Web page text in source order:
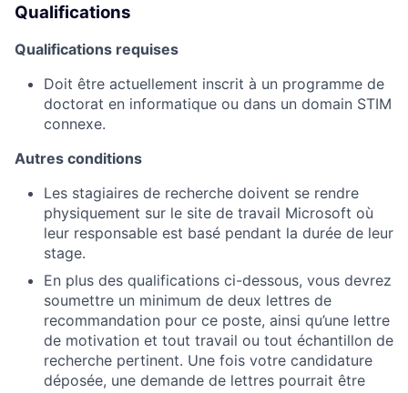
Qualifications
Qualifications requises
Doit être actuellement inscrit à un programme de
doctorat en informatique ou dans un domain STIM
connexe.
Autres conditions
Les stagiaires de recherche doivent se rendre
physiquement sur le site de travail Microsoft où
leur responsable est basé pendant la durée de leur
stage.
En plus des qualifications ci-dessous, vous devrez
soumettre un minimum de deux lettres de
recommandation pour ce poste, ainsi qu’une lettre
de motivation et tout travail ou tout échantillon de
recherche pertinent. Une fois votre candidature
déposée, une demande de lettres pourrait être